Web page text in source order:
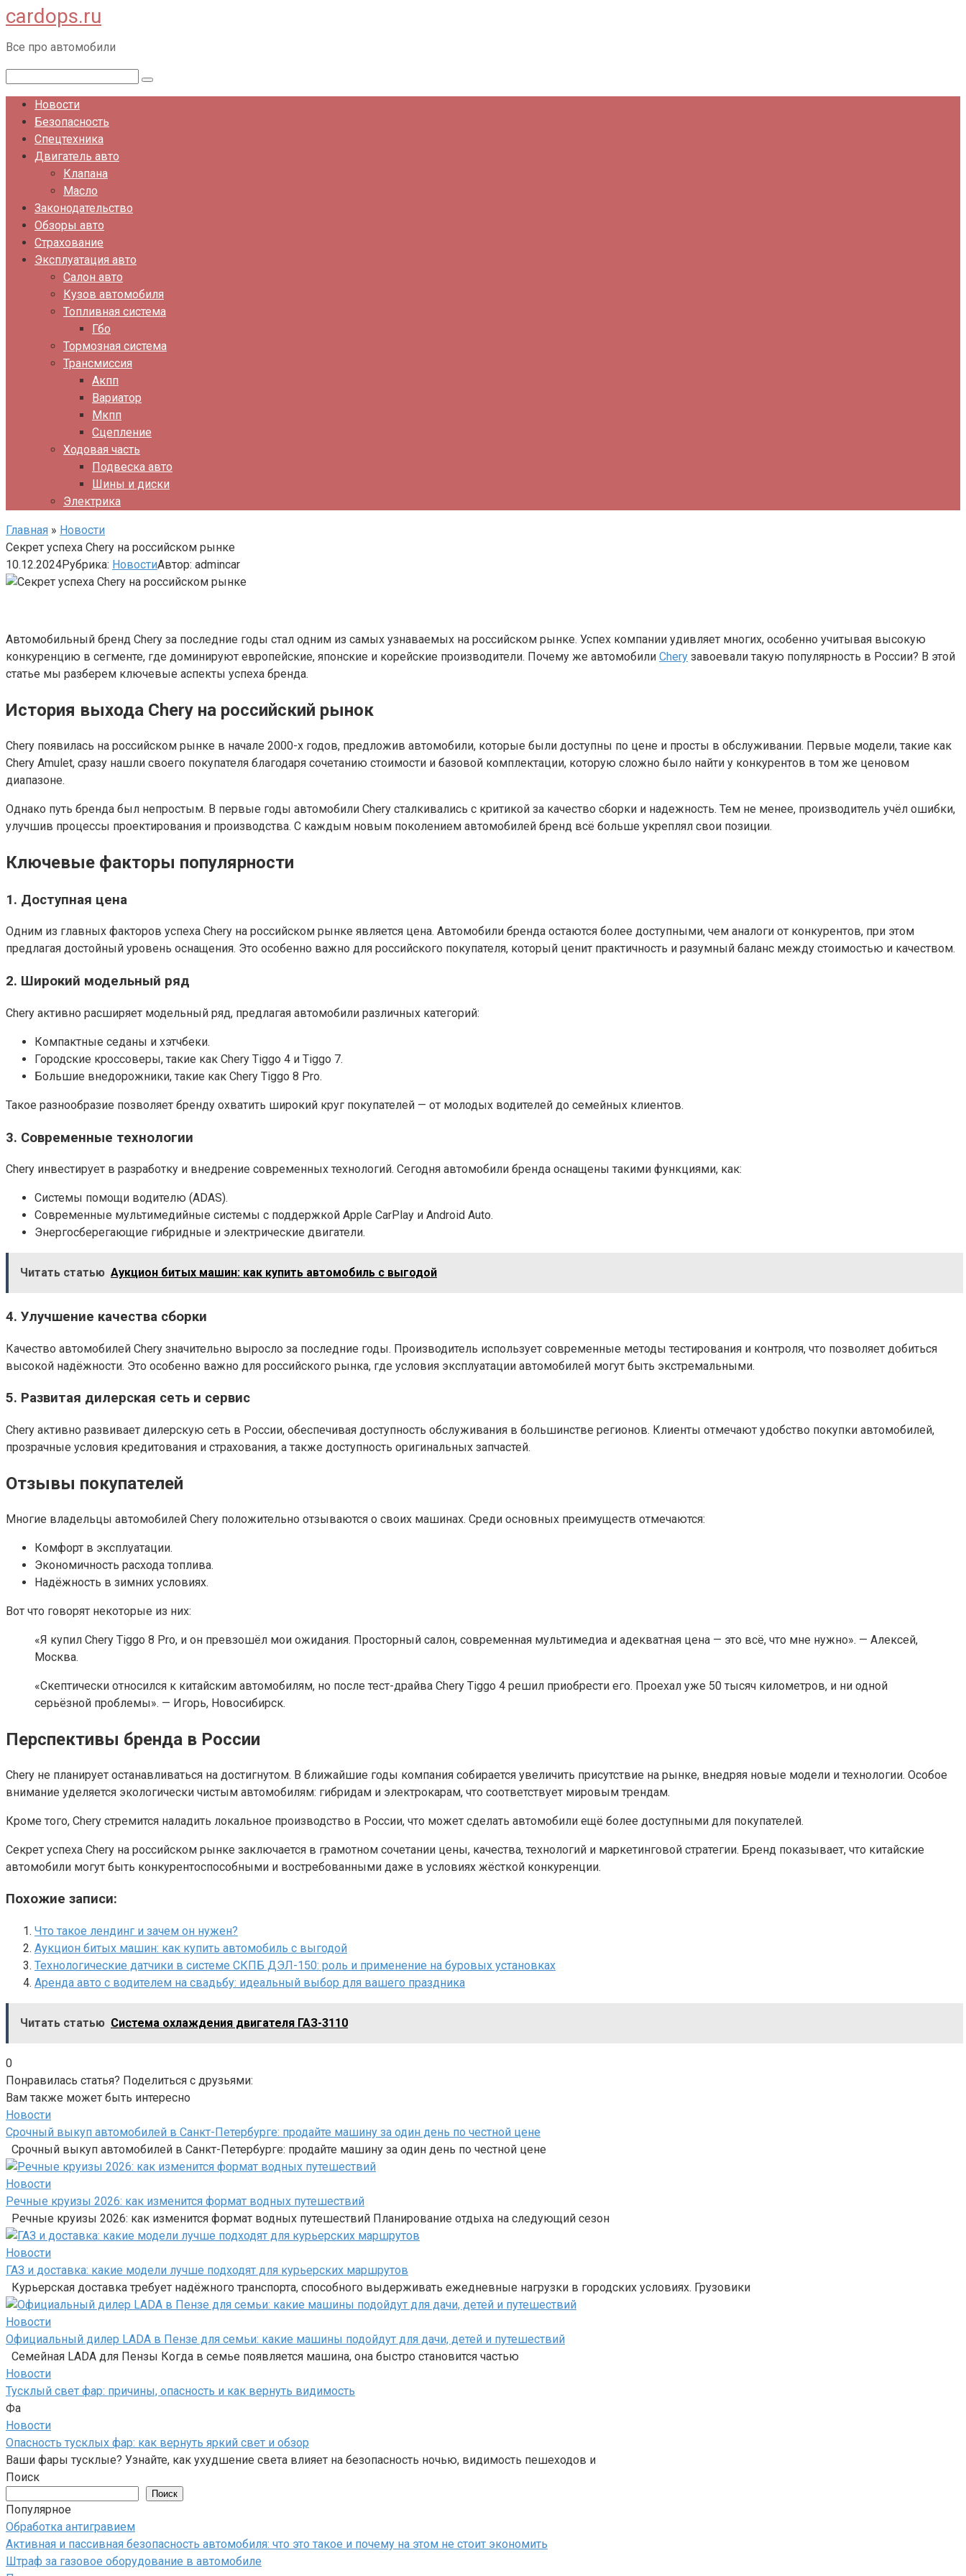
Перейти
к
контенту
cardops.ru
Все про автомобили
Новости
Безопасность
Спецтехника
Двигатель авто
Клапана
Масло
Законодательство
Обзоры авто
Страхование
Эксплуатация авто
Салон авто
Кузов автомобиля
Топливная система
Гбо
Тормозная система
Трансмиссия
Акпп
Вариатор
Мкпп
Сцепление
Ходовая часть
Подвеска авто
Шины и диски
Электрика
Главная » Новости
Секрет успеха Chery на российском рынке
10.12.2024Рубрика: НовостиАвтор: admincar
Автомобильный бренд Chery за последние годы стал одним из самых узнаваемых на российском рынке. Успех компании удивляет многих, особенно учитывая высокую
конкуренцию в сегменте, где доминируют европейские, японские и корейские производители. Почему же автомобили Chery завоевали такую популярность в России? В этой
статье мы разберем ключевые аспекты успеха бренда.
История выхода Chery на российский рынок
Chery появилась на российском рынке в начале 2000-х годов, предложив автомобили, которые были доступны по цене и просты в обслуживании. Первые модели, такие как
Chery Amulet, сразу нашли своего покупателя благодаря сочетанию стоимости и базовой комплектации, которую сложно было найти у конкурентов в том же ценовом
диапазоне.
Однако путь бренда был непростым. В первые годы автомобили Chery сталкивались с критикой за качество сборки и надежность. Тем не менее, производитель учёл ошибки,
улучшив процессы проектирования и производства. С каждым новым поколением автомобилей бренд всё больше укреплял свои позиции.
Ключевые факторы популярности
1. Доступная цена
Одним из главных факторов успеха Chery на российском рынке является цена. Автомобили бренда остаются более доступными, чем аналоги от конкурентов, при этом
предлагая достойный уровень оснащения. Это особенно важно для российского покупателя, который ценит практичность и разумный баланс между стоимостью и качеством.
2. Широкий модельный ряд
Chery активно расширяет модельный ряд, предлагая автомобили различных категорий:
Компактные седаны и хэтчбеки.
Городские кроссоверы, такие как Chery Tiggo 4 и Tiggo 7.
Большие внедорожники, такие как Chery Tiggo 8 Pro.
Такое разнообразие позволяет бренду охватить широкий круг покупателей — от молодых водителей до семейных клиентов.
3. Современные технологии
Chery инвестирует в разработку и внедрение современных технологий. Сегодня автомобили бренда оснащены такими функциями, как:
Системы помощи водителю (ADAS).
Современные мультимедийные системы с поддержкой Apple CarPlay и Android Auto.
Энергосберегающие гибридные и электрические двигатели.
Читать статью Аукцион битых машин: как купить автомобиль с выгодой
4. Улучшение качества сборки
Качество автомобилей Chery значительно выросло за последние годы. Производитель использует современные методы тестирования и контроля, что позволяет добиться
высокой надёжности. Это особенно важно для российского рынка, где условия эксплуатации автомобилей могут быть экстремальными.
5. Развитая дилерская сеть и сервис
Chery активно развивает дилерскую сеть в России, обеспечивая доступность обслуживания в большинстве регионов. Клиенты отмечают удобство покупки автомобилей,
прозрачные условия кредитования и страхования, а также доступность оригинальных запчастей.
Отзывы покупателей
Многие владельцы автомобилей Chery положительно отзываются о своих машинах. Среди основных преимуществ отмечаются:
Комфорт в эксплуатации.
Экономичность расхода топлива.
Надёжность в зимних условиях.
Вот что говорят некоторые из них:
«Я купил Chery Tiggo 8 Pro, и он превзошёл мои ожидания. Просторный салон, современная мультимедиа и адекватная цена — это всё, что мне нужно». — Алексей,
Москва.
«Скептически относился к китайским автомобилям, но после тест-драйва Chery Tiggo 4 решил приобрести его. Проехал уже 50 тысяч километров, и ни одной
серьёзной проблемы». — Игорь, Новосибирск.
Перспективы бренда в России
Chery не планирует останавливаться на достигнутом. В ближайшие годы компания собирается увеличить присутствие на рынке, внедряя новые модели и технологии. Особое
внимание уделяется экологически чистым автомобилям: гибридам и электрокарам, что соответствует мировым трендам.
Кроме того, Chery стремится наладить локальное производство в России, что может сделать автомобили ещё более доступными для покупателей.
Секрет успеха Chery на российском рынке заключается в грамотном сочетании цены, качества, технологий и маркетинговой стратегии. Бренд показывает, что китайские
автомобили могут быть конкурентоспособными и востребованными даже в условиях жёсткой конкуренции.
Похожие записи:
Что такое лендинг и зачем он нужен?
Аукцион битых машин: как купить автомобиль с выгодой
Технологические датчики в системе СКПБ ДЭЛ-150: роль и применение на буровых установках
Аренда авто с водителем на свадьбу: идеальный выбор для вашего праздника
Читать статью Система охлаждения двигателя ГАЗ-3110
0
Понравилась статья? Поделиться с друзьями:
Вам также может быть интересно
Новости
Срочный выкуп автомобилей в Санкт-Петербурге: продайте машину за один день по честной цене
Срочный выкуп автомобилей в Санкт-Петербурге: продайте машину за один день по честной цене
Новости
Речные круизы 2026: как изменится формат водных путешествий
Речные круизы 2026: как изменится формат водных путешествий Планирование отдыха на следующий сезон
Новости
ГАЗ и доставка: какие модели лучше подходят для курьерских маршрутов
Курьерская доставка требует надёжного транспорта, способного выдерживать ежедневные нагрузки в городских условиях. Грузовики
Новости
Официальный дилер LADA в Пензе для семьи: какие машины подойдут для дачи, детей и путешествий
Семейная LADA для Пензы Когда в семье появляется машина, она быстро становится частью
Новости
Тусклый свет фар: причины, опасность и как вернуть видимость
Фа
Новости
Опасность тусклых фар: как вернуть яркий свет и обзор
Ваши фары тусклые? Узнайте, как ухудшение света влияет на безопасность ночью, видимость пешеходов и
Поиск
Поиск
Популярное
Обработка антигравием
Активная и пассивная безопасность автомобиля: что это такое и почему на этом не стоит экономить
Штраф за газовое оборудование в автомобиле